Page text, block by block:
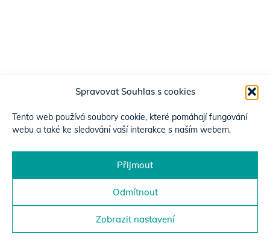
Spravovat Souhlas s cookies
Tento web používá soubory cookie, které pomáhají fungování
webu a také ke sledování vaší interakce s naším webem.
Přijmout
Odmítnout
Zobrazit nastavení